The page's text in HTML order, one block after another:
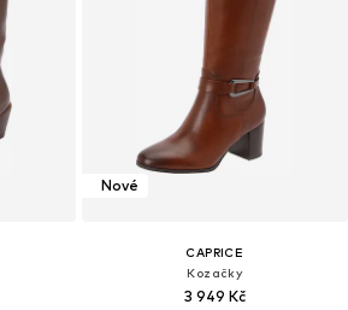
Nové
CAPRICE
Kozačky
3 949 Kč